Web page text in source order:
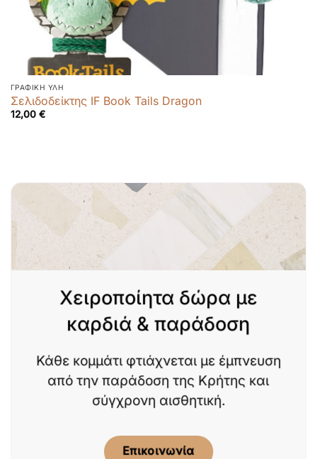
ΓΡΑΦΙΚΉ ΎΛΗ
Σελιδοδείκτης IF Book Tails Dragon
12,00 €
Χειροποίητα δώρα με
καρδιά & παράδοση
Κάθε κομμάτι φτιάχνεται με έμπνευση
από την παράδοση της Κρήτης και
σύγχρονη αισθητική.
Επικοινωνία